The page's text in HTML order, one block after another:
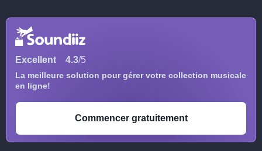
Excellent 4.3/5
La meilleure solution pour gérer votre collection musicale
en ligne!
Commencer gratuitement